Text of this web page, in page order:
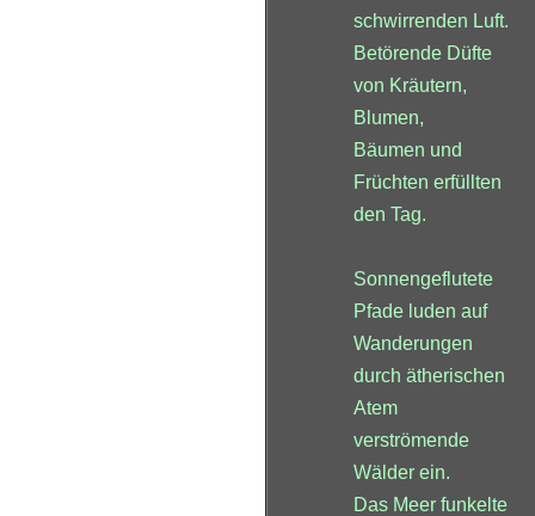
schwirrenden Luft.
Betörende Düfte
von Kräutern,
Blumen,
Bäumen und
Früchten erfüllten
den Tag.
Sonnengeflutete
Pfade luden auf
Wanderungen
durch ätherischen
Atem
verströmende
Wälder ein.
Das Meer funkelte